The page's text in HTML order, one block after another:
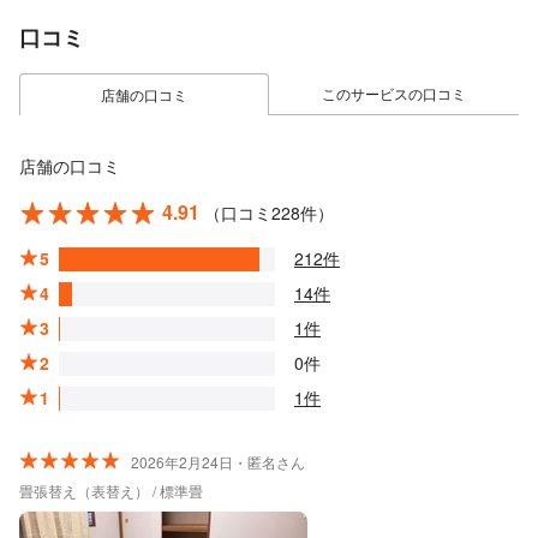
口コミ
店舗の口コミ このサービスの口コミ
店舗の口コミ
4.91
（口コミ228件）
5
212件
4
14件
3
1件
2
0件
1
1件
2026年2月24日・匿名さん
畳張替え（表替え） / 標準畳